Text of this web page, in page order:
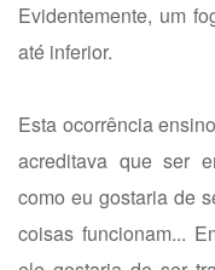
Evidentemente, um
até inferior.
Esta ocorrência
acreditava que ser
como eu gostaria de
coisas funcionam...